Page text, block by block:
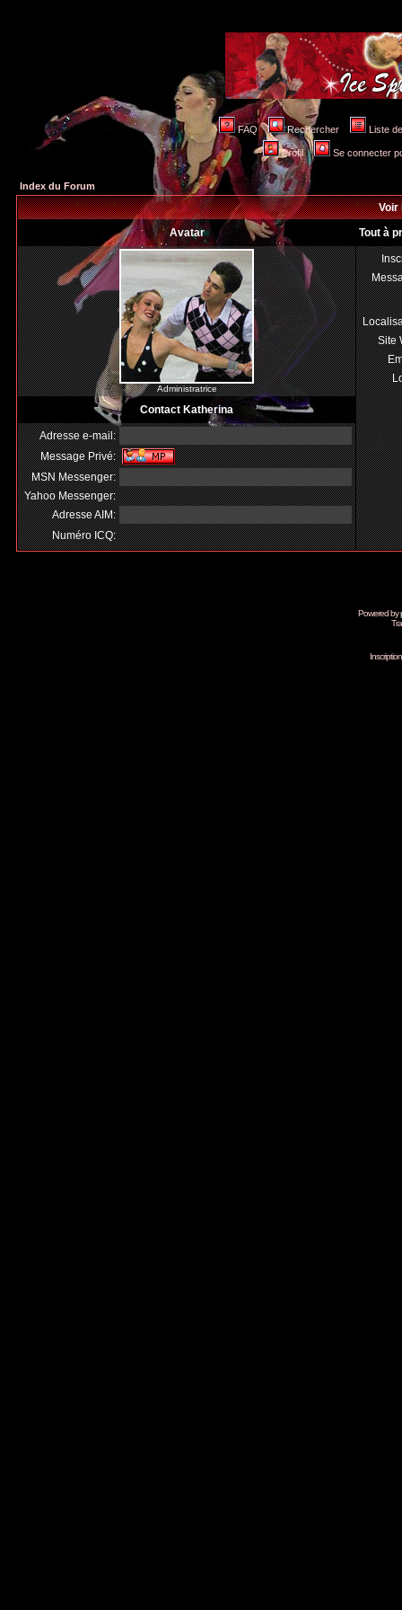
FAQ Rechercher Liste
Profil Se connecter
Index du Forum
Voir
Avatar
Tout à
Administratrice
Site
Contact Katherina
Adresse e-mail:
Message Privé:
MSN Messenger:
Yahoo Messenger:
Adresse AIM:
Numéro ICQ:
Powered by